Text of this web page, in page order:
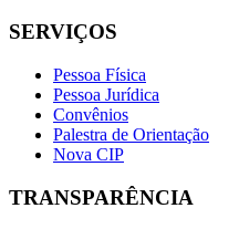
SERVIÇOS
Pessoa Física
Pessoa Jurídica
Convênios
Palestra de Orientação
Nova CIP
TRANSPARÊNCIA